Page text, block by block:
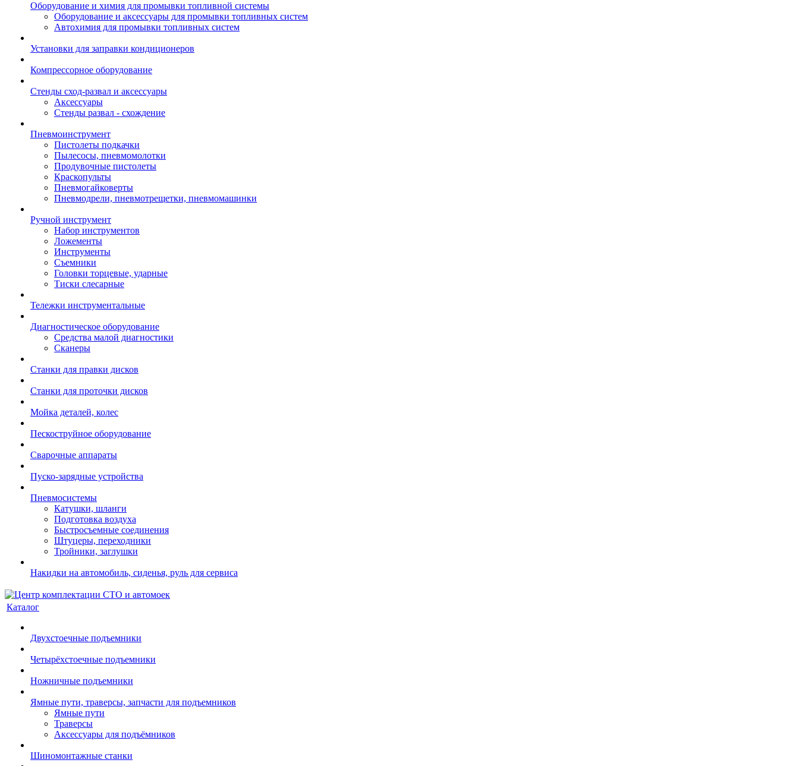
Оборудование и химия для промывки топливной системы
Оборудование и аксессуары для промывки топливных систем
Автохимия для промывки топливных систем
Установки для заправки кондиционеров
Компрессорное оборудование
Стенды сход-развал и аксессуары
Аксессуары
Стенды развал - схождение
Пневмоинструмент
Пистолеты подкачки
Пылесосы, пневмомолотки
Продувочные пистолеты
Краскопульты
Пневмогайковерты
Пневмодрели, пневмотрещетки, пневмомашинки
Ручной инструмент
Набор инструментов
Ложементы
Инструменты
Съемники
Головки торцевые, ударные
Тиски слесарные
Тележки инструментальные
Диагностическое оборудование
Средства малой диагностики
Сканеры
Станки для правки дисков
Станки для проточки дисков
Мойка деталей, колес
Пескоструйное оборудование
Сварочные аппараты
Пуско-зарядные устройства
Пневмосистемы
Катушки, шланги
Подготовка воздуха
Быстросъемные соединения
Штуцеры, переходники
Тройники, заглушки
Накидки на автомобиль, сиденья, руль для сервиса
Каталог
Двухстоечные подъемники
Четырёхстоечные подъемники
Ножничные подъемники
Ямные пути, траверсы, запчасти для подъемников
Ямные пути
Траверсы
Аксессуары для подъёмников
Шиномонтажные станки